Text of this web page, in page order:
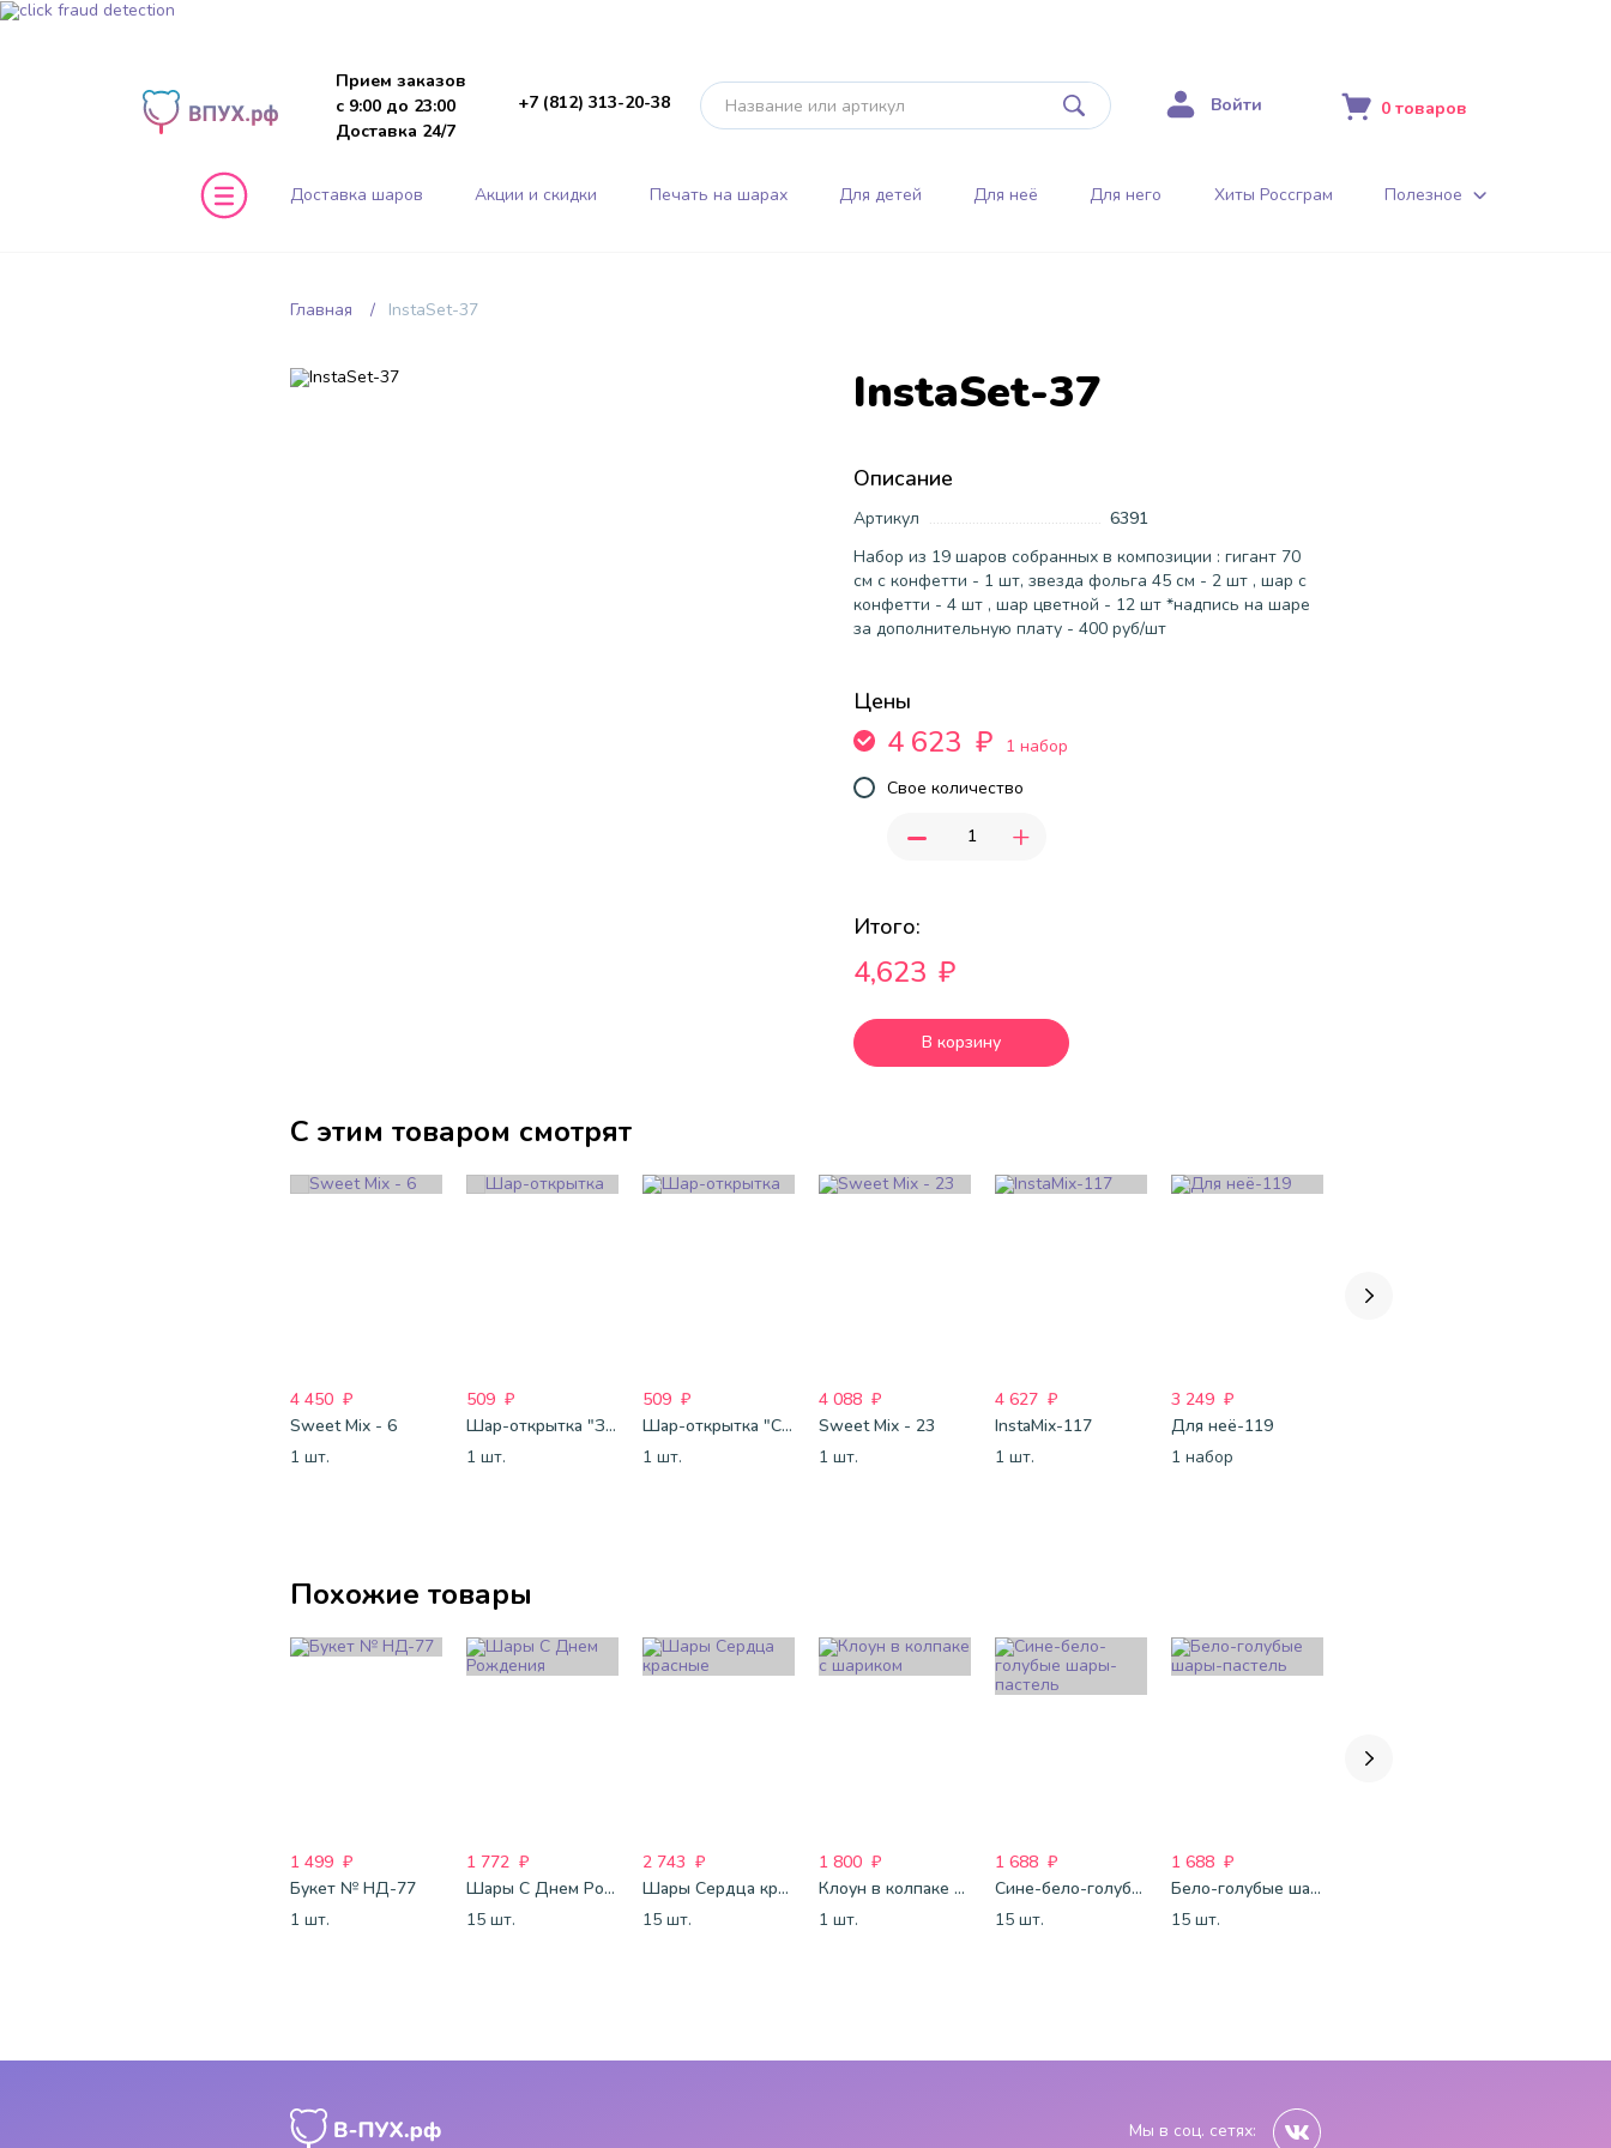
Прием заказов
с 9:00 до 23:00
Доставка 24/7
+7 (812) 313-20-38 Войти 0 товаров
Доставка шаров Акции и скидки Печать на шарах Для детей Для неё Для него Хиты Россграм Полезное
Главная InstaSet-37
InstaSet-37
Описание
Артикул
6391
Набор из 19 шаров собранных в композиции : гигант 70
см с конфетти - 1 шт, звезда фольга 45 см - 2 шт , шар с
конфетти - 4 шт , шар цветной - 12 шт *надпись на шаре
за дополнительную плату - 400 руб/шт
Цены
4 623 ₽
1 набор
Свое количество
- +
Итого:
4,623 ₽
В корзину
С этим товаром смотрят
4 450 ₽
Sweet Mix - 6
1 шт.
509 ₽
Шар-открытка "Звезда" (45 см) - 1
1 шт.
509 ₽
Шар-открытка "Сердце" (45 см) - 2
1 шт.
4 088 ₽
Sweet Mix - 23
1 шт.
4 627 ₽
InstaMix-117
1 шт.
3 249 ₽
Для неё-119
1 набор
Похожие товары
1 499 ₽
Букет № НД-77
1 шт.
1 772 ₽
Шары С Днем Рождения
15 шт.
2 743 ₽
Шары Сердца красные
15 шт.
1 800 ₽
Клоун в колпаке с шариком
1 шт.
1 688 ₽
Сине-бело-голубые шары-пастель
15 шт.
1 688 ₽
Бело-голубые шары-пастель
15 шт.
Мы в соц. сетях: